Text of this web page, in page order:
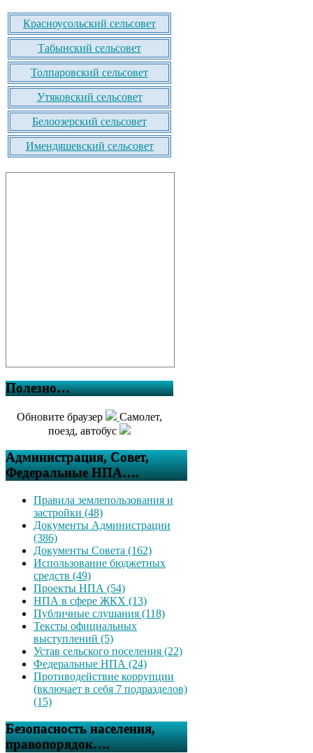
Красноусольский сельсовет
Табынский сельсовет
Толпаровский сельсовет
Утяковский сельсовет
Белоозерский сельсовет
Имендяшевский сельсовет
Полезно…
Обновите браузер
Самолет,
поезд, автобус
Администрация, Совет,
Федеральные НПА….
Правила землепользования и
застройки (48)
Документы Администрации
(386)
Документы Совета (162)
Использование бюджетных
средств (49)
Проекты НПА (54)
НПА в сфере ЖКХ (13)
Публичные слушания (118)
Тексты официальных
выступлений (5)
Устав сельского поселения (22)
Федеральные НПА (24)
Противодействие коррупции
(включает в себя 7 подразделов)
(15)
Безопасность населения,
правопорядок….